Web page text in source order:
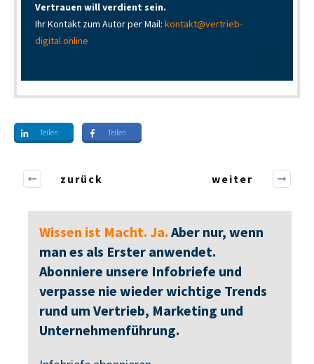
Vertrauen will verdient sein.
Ihr Kontakt zum Autor per Mail: kontakt@vertrieb-
digital.online
Teilen Teilen
zurück weiter
Wissen ist Macht. Ja. Aber nur, wenn
man es als Erster anwendet.
Abonniere unsere Infobriefe und
verpasse nie wieder wichtige Trends
rund um Vertrieb, Marketing und
Unternehmenführung.